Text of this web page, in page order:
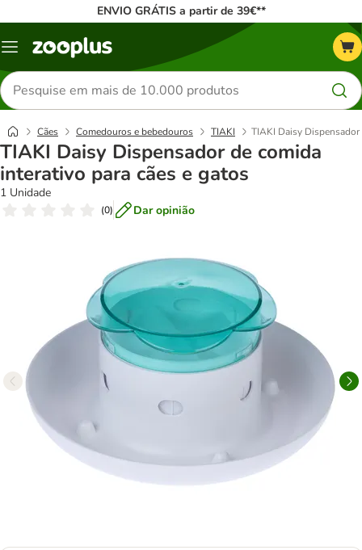
ENVIO GRÁTIS a partir de 39€**
Menu
Pesquisar
produtos
Cães Comedouros e bebedouros TIAKI TIAKI Daisy
TIAKI Daisy Dispensador de comida
interativo para cães e gatos
1 Unidade
(0) Dar opinião